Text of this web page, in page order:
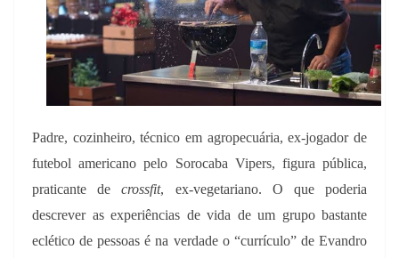
Padre, cozinheiro, técnico em agropecuária, ex-jogador de
futebol americano pelo Sorocaba Vipers, figura pública,
praticante decrossfit, ex-vegetariano. O que poderia
descrever as experiências de vida de um grupo bastante
eclético de pessoas é na verdade o “currículo” de Evandro